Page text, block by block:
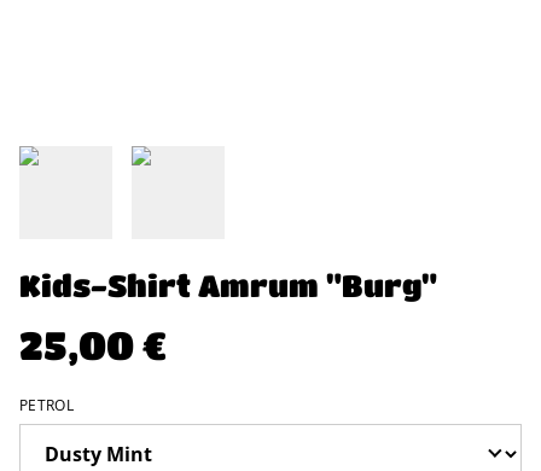
Kids-Shirt Amrum "Burg"
25,00 €
PETROL